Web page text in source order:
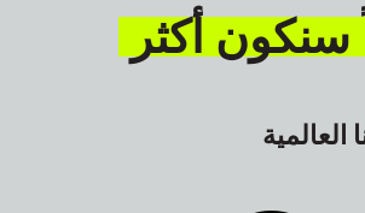
أكثر
العالمية